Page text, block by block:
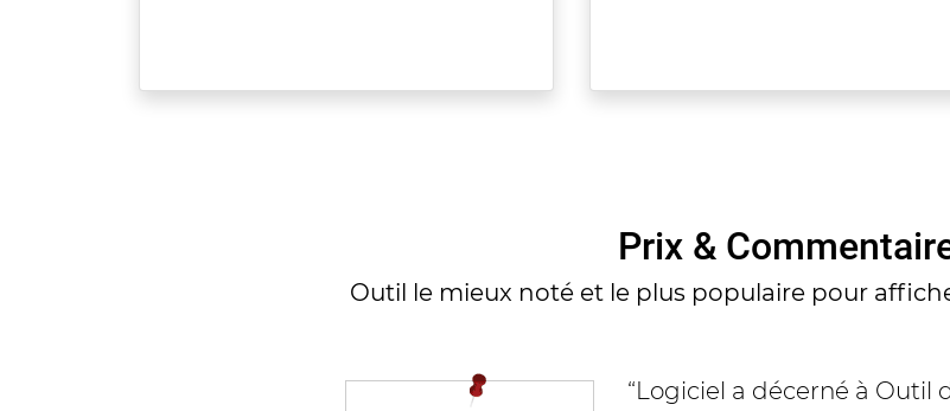
Prix &
Outil le mieux noté et le plus populaire pour
“Visionneuse VCF en tant